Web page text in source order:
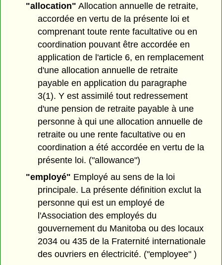
"allocation" Allocation annuelle de retraite,
accordée en vertu de la présente loi et
comprenant toute rente facultative ou en
coordination pouvant être accordée en
application de l'article 6, en remplacement
d'une allocation annuelle de retraite
payable en application du paragraphe
3(1). Y est assimilé tout redressement
d'une pension de retraite payable à une
personne à qui une allocation annuelle de
retraite ou une rente facultative ou en
coordination a été accordée en vertu de la
présente loi. ("allowance")
"employé" Employé au sens de la loi
principale. La présente définition exclut la
personne qui est un employé de
l'Association des employés du
gouvernement du Manitoba ou des locaux
2034 ou 435 de la Fraternité internationale
des ouvriers en électricité. ("employee" )